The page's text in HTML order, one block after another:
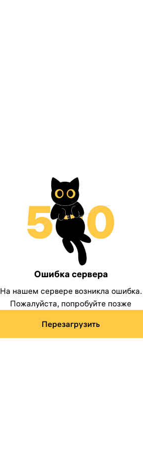
Ошибка сервера
На нашем сервере возникла ошибка.
Пожалуйста, попробуйте позже
Перезагрузить